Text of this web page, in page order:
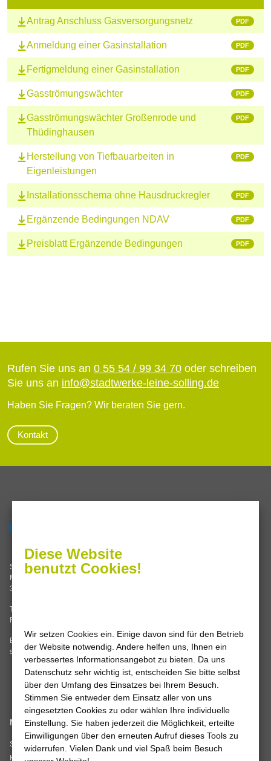
Antrag Anschluss Gasversorgungsnetz PDF
Anmeldung einer Gasinstallation PDF
Fertigmeldung einer Gasinstallation PDF
Gasströmungswächter PDF
Gasströmungswächter Großenrode und
Thüdinghausen
PDF
Herstellung von Tiefbauarbeiten in
Eigenleistungen
PDF
Installationsschema ohne Hausdruckregler PDF
Ergänzende Bedingungen NDAV PDF
Preisblatt Ergänzende Bedingungen PDF
Rufen Sie uns an 0 55 54 / 99 34 70 oder schreiben
Sie uns an info@stadtwerke-leine-solling.de
Haben Sie Fragen? Wir beraten Sie gern.
Kontakt
Stadtwerke Leine-Solling GmbH
Mannenstraße 62
37186 Moringen
Tel. 05554 99347-0
Fax 05554 99347-14
E-Mail:
solling.de
Navigation
Startseite
Kontakt
Wir sind
zertifiziert
Diese Website
benutzt Cookies!
Wir setzen Cookies ein. Einige davon sind für den Betrieb
der Website notwendig. Andere helfen uns, Ihnen ein
verbessertes Informationsangebot zu bieten. Da uns
Datenschutz sehr wichtig ist, entscheiden Sie bitte selbst
über den Umfang des Einsatzes bei Ihrem Besuch.
Stimmen Sie entweder dem Einsatz aller von uns
eingesetzten Cookies zu oder wählen Ihre individuelle
Einstellung. Sie haben jederzeit die Möglichkeit, erteilte
Einwilligungen über den erneuten Aufruf dieses Tools zu
widerrufen. Vielen Dank und viel Spaß beim Besuch